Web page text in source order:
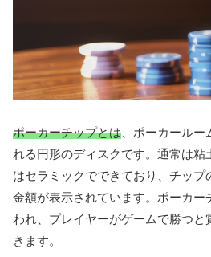
ポーカーチップとは 、ポーカール
れる円形のディスクです。通常は粘
はセラミックでできており、チップ
金額が表示されています。ポーカー
われ、プレイヤーがゲームで勝つと
きます。